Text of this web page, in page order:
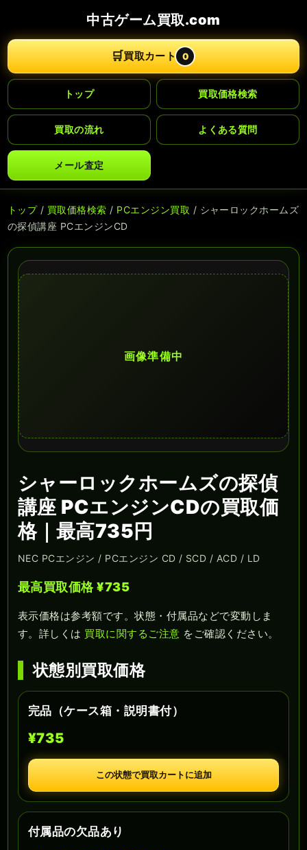
中古ゲーム買取.com
🛒買取カート 0
トップ 買取価格検索
買取の流れ よくある質問
メール査定
トップ/ 買取価格検索 / PCエンジン買取 / シャーロックホームズ
の探偵講座 PCエンジンCD
画像準備中
シャーロックホームズの探偵
講座 PCエンジンCDの買取価
格｜最高735円
NEC PCエンジン / PCエンジン CD / SCD / ACD / LD
最高買取価格 ¥735
表示価格は参考額です。状態・付属品などで変動しま
す。詳しくは 買取に関するご注意 をご確認ください。
状態別買取価格
完品（ケース箱・説明書付）
¥735
この状態で買取カートに追加
付属品の欠品あり